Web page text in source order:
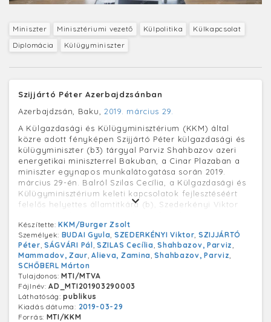
Miniszter Minisztériumi vezető Külpolitika
Külkapcsolat
Diplomácia
Külügyminiszter
Szijjártó Péter Azerbajdzsánban
Azerbajdzsán, Baku, 2019. március 29.
A Külgazdasági és Külügyminisztérium (KKM) által
közre adott fényképen Szijjártó Péter külgazdasági és
külügyminiszter (b3) tárgyal Parviz Shahbazov azeri
energetikai miniszterrel Bakuban, a Cinar Plazaban a
miniszter egynapos munkalátogatása során 2019.
március 29-én. Balról Szilas Cecília, a Külgazdasági és
Külügyminisztérium keleti kapcsolatok fejlesztéséért
felelős helyettes államtitkára (b), Szederkényi Viktor
Külügyminisztérium nemzetközi energetikai
kapcsolatokért felelős miniszteri biztosa (b4), Budai
Gyula, az Oroszország által elrendelt embargóból
fakadó külgazdasági intézkedésekért felelős miniszteri
biztos (b5) és Schőberl Márton, a Külgazdasági és
Külügyminisztérium kulturális diplomáciáért felelős
helyettes államtitkára (b6). Jobbról Parviz Shahbazov
energetikai miniszter (j3), Zaur Mammadov
kabinetfőnök (j2) és Zamina Alieva miniszteri tanácsadó
Készítette:KKM/Burger Zsolt
Személyek: BUDAI Gyula SZEDERKÉNYI Viktor SZIJJÁRTÓ
Péter SÁGVÁRI Pál ,SZILAS Cecília ,Shahbazov, Parviz
Mammadov, Zaur ,Alieva, Zamina ,Shahbazov, Parviz
SCHŐBERL Márton
Tulajdonos:MTI/MTVA
Fájlnév:AD_MTI201903290003
Láthatóság:publikus
Kiadás dátuma: 2019-03-29
Forrás: MTI/KKM